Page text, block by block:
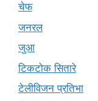
चेफ
जनरल
जुआ
टिकटोक सितारे
टेलीविजन प्रतिभा